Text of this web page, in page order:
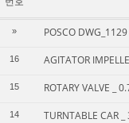
» POSCO
16 AGITATOR
15 ROTARY VALVE _
14 TURNTABLE CAR _